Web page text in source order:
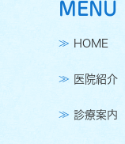
MENU
HOME
医院紹介
診療案内